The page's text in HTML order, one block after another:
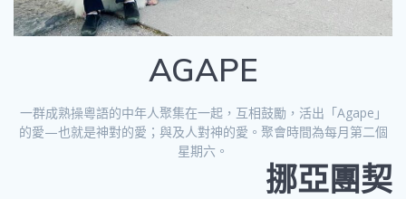
AGAPE
一群成熟操粵語的中年人聚集在一起，互相鼓勵，活出「Agape」
的愛—也就是神對的愛；與及人對神的愛。聚會時間為每月第二個
星期六。
挪亞團契